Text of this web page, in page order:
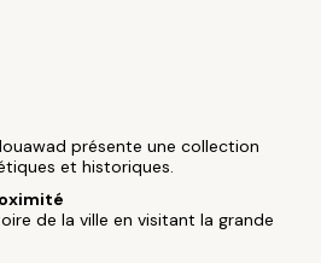
présente une collection
et historiques.
de la ville en visitant la grande